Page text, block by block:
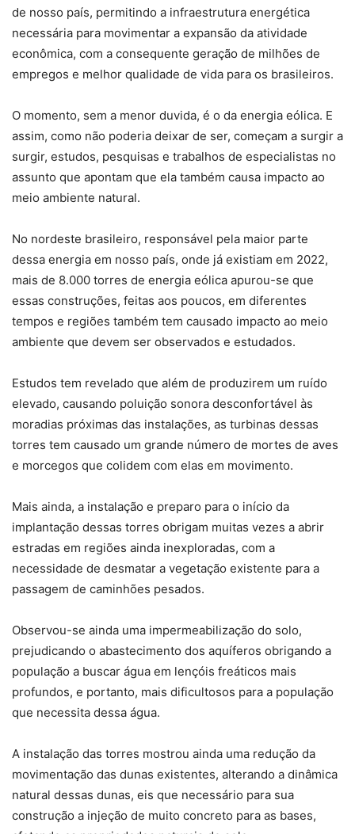
de nosso país, permitindo a infraestrutura energética
necessária para movimentar a expansão da atividade
econômica, com a consequente geração de milhões de
empregos e melhor qualidade de vida para os brasileiros.
O momento, sem a menor duvida, é o da energia eólica. E
assim, como não poderia deixar de ser, começam a surgir a
surgir, estudos, pesquisas e trabalhos de especialistas no
assunto que apontam que ela também causa impacto ao
meio ambiente natural.
No nordeste brasileiro, responsável pela maior parte
dessa energia em nosso país, onde já existiam em 2022,
mais de 8.000 torres de energia eólica apurou-se que
essas construções, feitas aos poucos, em diferentes
tempos e regiões também tem causado impacto ao meio
ambiente que devem ser observados e estudados.
Estudos tem revelado que além de produzirem um ruído
elevado, causando poluição sonora desconfortável às
moradias próximas das instalações, as turbinas dessas
torres tem causado um grande número de mortes de aves
e morcegos que colidem com elas em movimento.
Mais ainda, a instalação e preparo para o início da
implantação dessas torres obrigam muitas vezes a abrir
estradas em regiões ainda inexploradas, com a
necessidade de desmatar a vegetação existente para a
passagem de caminhões pesados.
Observou-se ainda uma impermeabilização do solo,
prejudicando o abastecimento dos aquíferos obrigando a
população a buscar água em lençóis freáticos mais
profundos, e portanto, mais dificultosos para a população
que necessita dessa água.
A instalação das torres mostrou ainda uma redução da
movimentação das dunas existentes, alterando a dinâmica
natural dessas dunas, eis que necessário para sua
construção a injeção de muito concreto para as bases,